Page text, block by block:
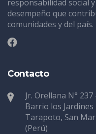
responsabilidad social
desempeño que
comunidades y del país.
Contacto
Jr. Orellana N° 237
Barrio los Jardines
Tarapoto, San
(Perú)